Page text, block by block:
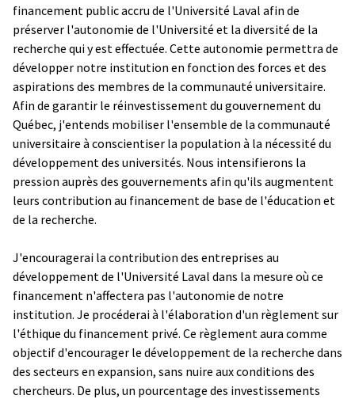
financement public accru de l'Université Laval afin de
préserver l'autonomie de l'Université et la diversité de la
recherche qui y est effectuée. Cette autonomie permettra de
développer notre institution en fonction des forces et des
aspirations des membres de la communauté universitaire.
Afin de garantir le réinvestissement du gouvernement du
Québec, j'entends mobiliser l'ensemble de la communauté
universitaire à conscientiser la population à la nécessité du
développement des universités. Nous intensifierons la
pression auprès des gouvernements afin qu'ils augmentent
leurs contribution au financement de base de l'éducation et
de la recherche.
J'encouragerai la contribution des entreprises au
développement de l'Université Laval dans la mesure où ce
financement n'affectera pas l'autonomie de notre
institution. Je procéderai à l'élaboration d'un règlement sur
l'éthique du financement privé. Ce règlement aura comme
objectif d'encourager le développement de la recherche dans
des secteurs en expansion, sans nuire aux conditions des
chercheurs. De plus, un pourcentage des investissements